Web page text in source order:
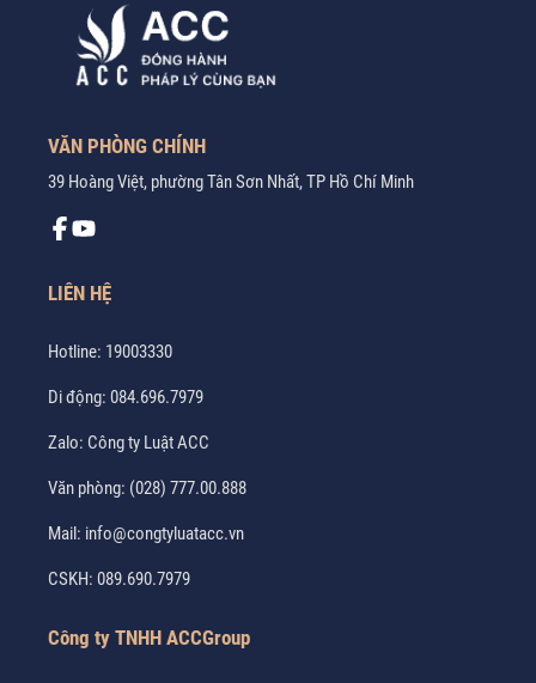
VĂN PHÒNG CHÍNH
39 Hoàng Việt, phường Tân Sơn Nhất, TP Hồ Chí Minh
LIÊN HỆ
Hotline: 19003330
Di động: 084.696.7979
Zalo: Công ty Luật ACC
Văn phòng: (028) 777.00.888
Mail: info@congtyluatacc.vn
CSKH: 089.690.7979
Công ty TNHH ACCGroup